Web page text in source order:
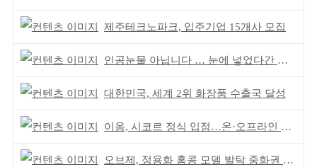
제주테크노파크, 입주기업 15개사 모집
인공눈물 아닙니다 … 눈에 넣었다간 각막 손상
대한민국, 세계 2위 화장품 수출국 달성
이옴, 시코르 정식 입점…온·오프라인 유통망 확대
오브제, 정용화 홍콩 모델 발탁 중화권 공략 강화